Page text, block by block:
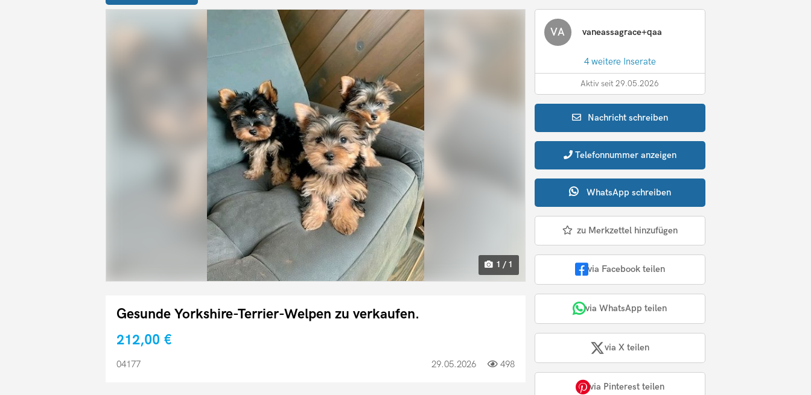
1 / 1
Gesunde Yorkshire-Terrier-Welpen zu verkaufen.
212,00 €
04177 29.05.2026 498
VA vaneassagrace+qaa
4 weitere Inserate
Aktiv seit 29.05.2026
Nachrichtschreiben
Telefonnummer anzeigen
WhatsApp schreiben
zu Merkzettel hinzufügen
via Facebook teilen
via WhatsApp teilen
via X teilen
via Pinterest teilen